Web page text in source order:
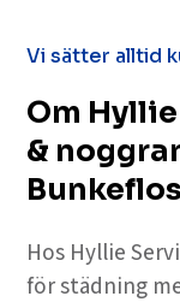
Vi sätter alltid
Om
&
Hos Hyllie
för städning